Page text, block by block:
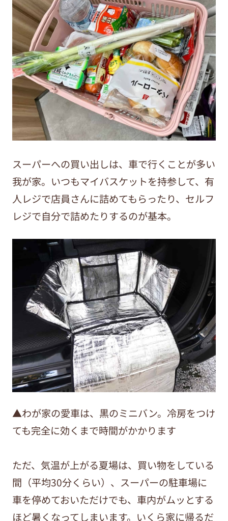
スーパーへの買い出しは、車で行くことが多い
我が家。いつもマイバスケットを持参して、有
人レジで店員さんに詰めてもらったり、セルフ
レジで自分で詰めたりするのが基本。
▲わが家の愛車は、黒のミニバン。冷房をつけ
ても完全に効くまで時間がかかります
ただ、気温が上がる夏場は、買い物をしている
間（平均30分くらい）、スーパーの駐車場に
車を停めておいただけでも、車内がムッとする
ほど暑くなってしまいます。いくら家に帰るだ